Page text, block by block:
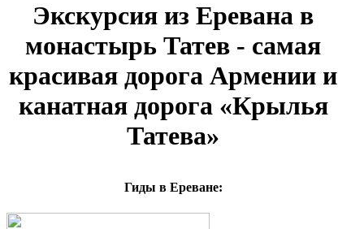
Экскурсия из Еревана в
монастырь Татев - самая
красивая дорога Армении и
канатная дорога «Крылья
Татева»
Гиды в Ереване: